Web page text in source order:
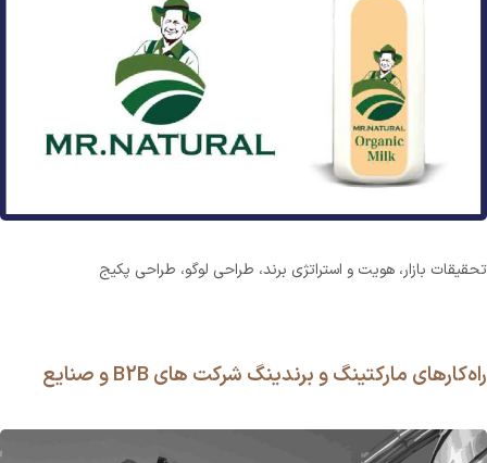
تحقیقات بازار، هویت و استراتژی برند، طراحی لوگو، طراحی پکیج
راه‌کارهای مارکتینگ و برندینگ شرکت های B2B و صنایع